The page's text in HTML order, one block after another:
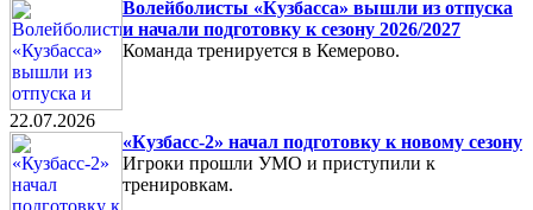
Волейболисты «Кузбасса» вышли из отпуска
и начали подготовку к сезону 2026/2027
Команда тренируется в Кемерово.
22.07.2026
«Кузбасс-2» начал подготовку к новому сезону
Игроки прошли УМО и приступили к
тренировкам.